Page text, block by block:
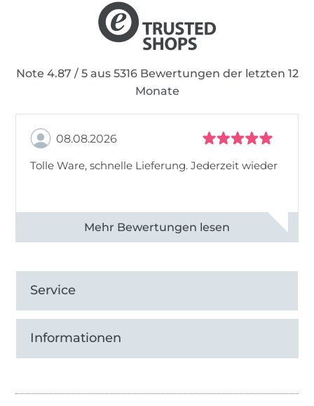
Note 4.87 / 5 aus 5316 Bewertungen der letzten 12
Monate
08.08.2026
Tolle Ware, schnelle Lieferung. Jederzeit wieder
Alle 83013 Bewertungen ansehen
Service
Informationen